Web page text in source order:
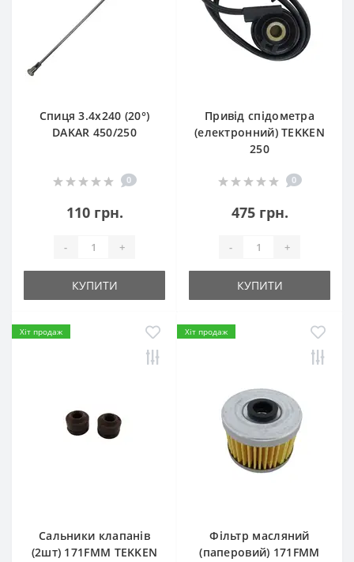
Спиця 3.4х240 (20°)
DAKAR 450/250
0
110 грн.
- +
КУПИТИ
Привід спідометра
(електронний) TEKKEN
250
0
475 грн.
- +
КУПИТИ
Хіт продаж
Сальники клапанів
(2шт) 171FMM TEKKEN
Хіт продаж
Фільтр масляний
(паперовий) 171FMM